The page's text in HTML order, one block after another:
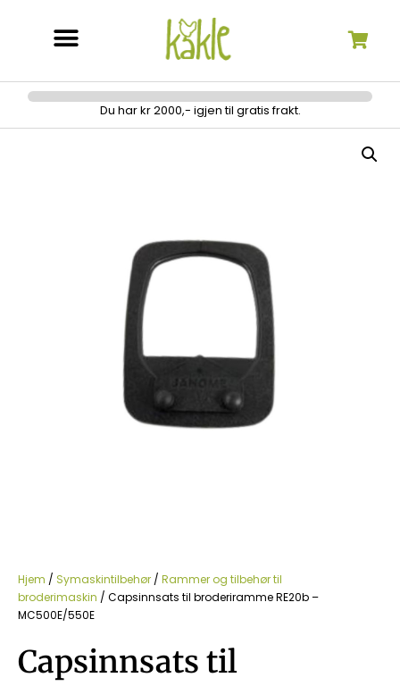
Du har kr 2000,- igjen til gratis frakt.
Hjem / Symaskintilbehør / Rammer og tilbehør til
broderimaskin / Capsinnsats til broderiramme RE20b –
MC500E/550E
Capsinnsats til